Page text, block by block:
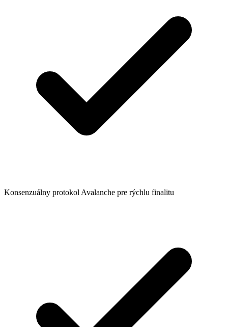
Konsenzuálny protokol Avalanche pre rýchlu finalitu